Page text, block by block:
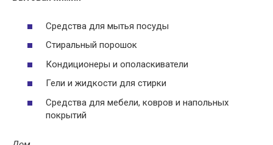
Средства для мытья посуды
Стиральный порошок
Кондиционеры и ополаскиватели
Гели и жидкости для стирки
Средства для мебели, ковров и напольных
покрытий